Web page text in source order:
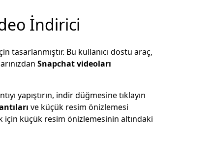
İndirici
tasarlanmıştır. Bu kullanıcı dostu araç,
Snapchat videoları
yapıştırın, indir düğmesine tıklayın
ve küçük resim önizlemesi
için küçük resim önizlemesinin altındaki